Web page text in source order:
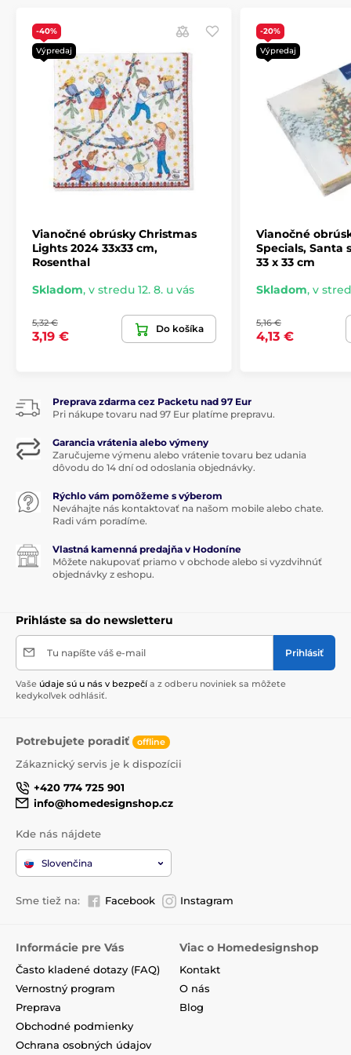
Produkt je zaradený v kategóriách
Vianočné obrúsky
Vianočná medvedíková kolekcia
-40%
Výpredaj
Vianočné obrúsky Christmas
Lights 2024 33x33 cm,
Rosenthal
Skladom, v stredu 12. 8. u vás
5,32 €
3,19 €
Do košíka
-20%
Výpredaj
Vianočné
Specials, Santa
33 x 33 cm
Skladom, v
5,16 €
4,13 €
Preprava zdarma cez Packetu nad 97 Eur
Pri nákupe tovaru nad 97 Eur platíme prepravu.
Garancia vrátenia alebo výmeny
Zaručujeme výmenu alebo vrátenie tovaru bez udania
dôvodu do 14 dní od odoslania objednávky.
Rýchlo vám pomôžeme s výberom
Neváhajte nás kontaktovať na našom mobile alebo chate.
Radi vám poradíme.
Vlastná kamenná predajňa v Hodoníne
Môžete nakupovať priamo v obchode alebo si vyzdvihnúť
objednávky z eshopu.
Prihláste sa do newsletteru
Tu napíšte váš e-mail Prihlásiť
Vaše údaje sú u nás v bezpečí a z odberu noviniek sa môžete
kedykoľvek odhlásiť.
Potrebujete poradiť offline
Zákaznický servis je k dispozícii
+420 774 725 901
info@homedesignshop.cz
Kde nás nájdete
Slovenčina
Sme tiež na: Facebook Instagram
Informácie pre Vás
Často kladené dotazy (FAQ)
Vernostný program
Preprava
Obchodné podmienky
Ochrana osobných údajov
Viac o Homedesignshop
Kontakt
O nás
Blog